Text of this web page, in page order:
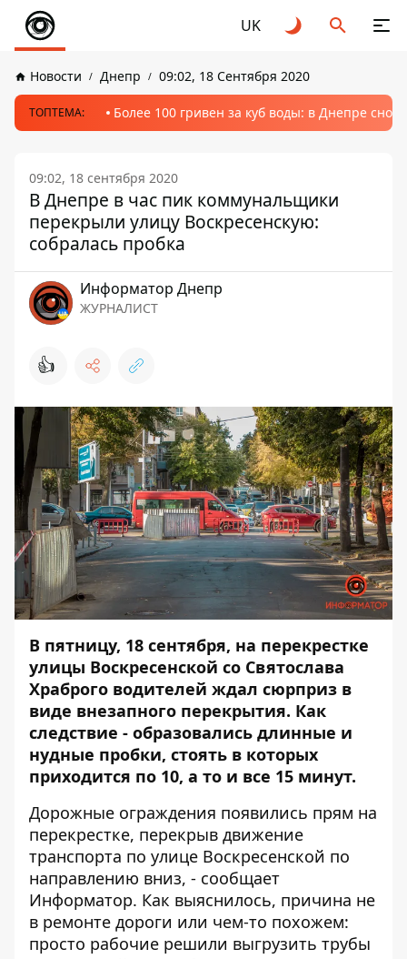
UK
Новости Днепр 09:02, 18 Сентября 2020
ТОПТЕМА: Более 100 гривен за куб воды: в Днепре
09:02, 18 сентября 2020
В Днепре в час пик коммунальщики
перекрыли улицу Воскресенскую:
собралась пробка
Информатор Днепр
ЖУРНАЛИСТ
👍
В пятницу, 18 сентября, на перекрестке
улицы Воскресенской со Святослава
Храброго водителей ждал сюрприз в
виде внезапного перекрытия. Как
следствие - образовались длинные и
нудные пробки, стоять в которых
приходится по 10, а то и все 15 минут.
Дорожные ограждения появились прям на
перекрестке, перекрыв движение
транспорта по улице Воскресенской по
направлению вниз, - сообщает
Информатор. Как выяснилось, причина не
в ремонте дороги или чем-то похожем:
просто рабочие решили выгрузить трубы